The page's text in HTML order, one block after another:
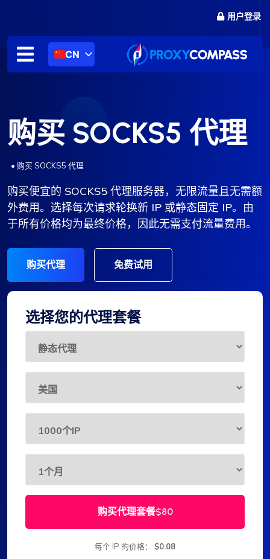
内
用户登录
CN
购买 SOCKS5 代理
• 购买 SOCKS5 代理
购买便宜的 SOCKS5 代理服务器，无限流量且无需额
外费用。选择每次请求轮换新 IP 或静态固定 IP。由
于所有价格均为最终价格，因此无需支付流量费用。
购买代理 免费试用
选择您的代理套餐
购买代理套餐$80
每个 IP 的价格： $0.08